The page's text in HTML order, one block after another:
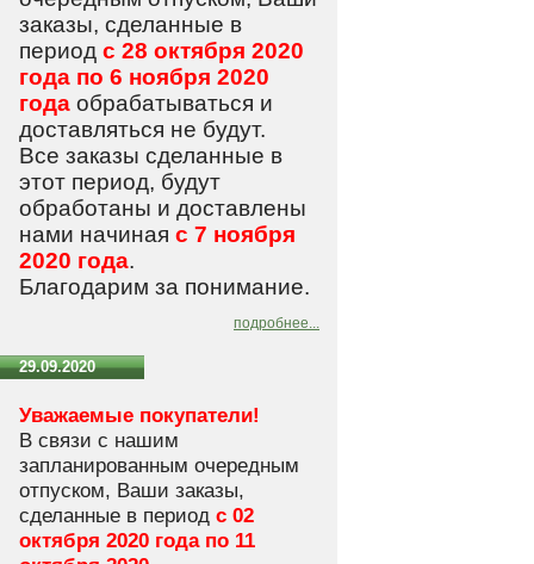
заказы, сделанные в
период с 28 октября 2020
года по 6 ноября 2020
года обрабатываться и
доставляться не будут.
Все заказы сделанные в
этот период, будут
обработаны и доставлены
нами начиная с 7 ноября
2020 года.
Благодарим за понимание.
подробнее...
29.09.2020
Уважаемые покупатели!
В связи с нашим
запланированным очередным
отпуском, Ваши заказы,
сделанные в период с 02
октября 2020 года по 11